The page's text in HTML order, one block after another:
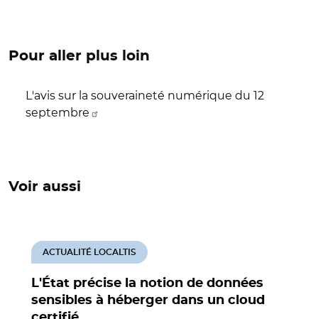
Pour aller plus loin
L'avis sur la souveraineté numérique du 12
septembre
Voir aussi
L'État précise la notion de données
sensibles à héberger dans un cloud
ACTUALITÉ LOCALTIS